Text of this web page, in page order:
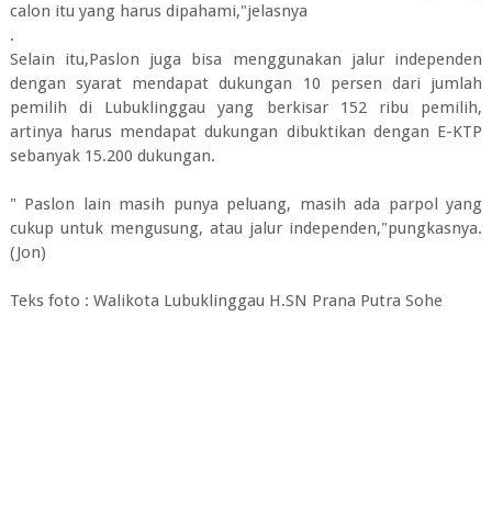
calon itu yang harus dipahami,"jelasnya
.
Selain itu,Paslon juga bisa menggunakan jalur independen
dengan syarat mendapat dukungan 10 persen dari jumlah
pemilih di Lubuklinggau yang berkisar 152 ribu pemilih,
artinya harus mendapat dukungan dibuktikan dengan E-KTP
sebanyak 15.200 dukungan.
" Paslon lain masih punya peluang, masih ada parpol yang
cukup untuk mengusung, atau jalur independen,"pungkasnya.
(Jon)
Teks foto : Walikota Lubuklinggau H.SN Prana Putra Sohe